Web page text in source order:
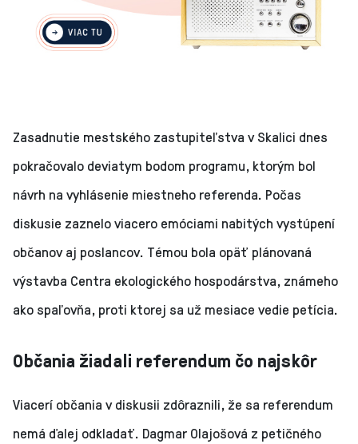
Zasadnutie mestského zastupiteľstva v Skalici dnes
pokračovalo deviatym bodom programu, ktorým bol
návrh na vyhlásenie miestneho referenda. Počas
diskusie zaznelo viacero emóciami nabitých vystúpení
občanov aj poslancov. Témou bola opäť plánovaná
výstavba Centra ekologického hospodárstva, známeho
ako spaľovňa, proti ktorej sa už mesiace vedie petícia.
Občania žiadali referendum čo najskôr
Viacerí občania v diskusii zdôraznili, že sa referendum
nemá ďalej odkladať. Dagmar Olajošová z petičného